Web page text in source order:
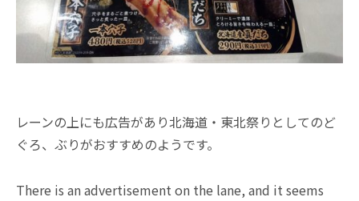
レーンの上にも広告があり北海道・東北祭りとしてのど
ぐろ、ぶりがおすすめのようです。
There is an advertisement on the lane, and it seems